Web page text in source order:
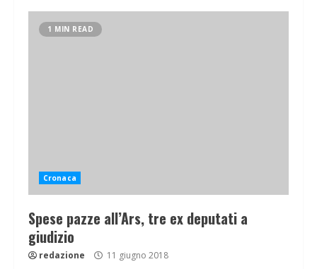
1 MIN READ
Cronaca
Spese pazze all’Ars, tre ex deputati a
giudizio
redazione 11 giugno 2018